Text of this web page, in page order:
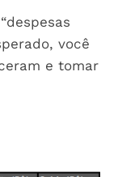
você
e tomar